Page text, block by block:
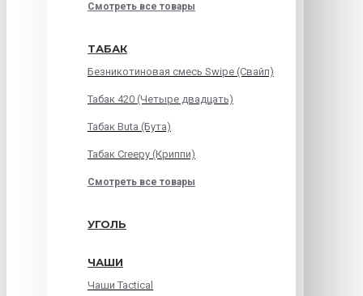
Смотреть все товары
ТАБАК
Безникотиновая смесь Swipe (Свайп)
Табак 420 (Четыре двадцать)
Табак Buta (Бута)
Табак Creepy (Криппи)
Смотреть все товары
УГОЛЬ
ЧАШИ
Чаши Tactical